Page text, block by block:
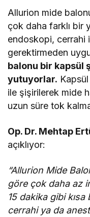
Allurion mide
çok daha farklı bir
endoskopi, cerrahi
gerektirmeden
balonu bir kapsül
yutuyorlar. Kapsül
ile şişirilerek mide
uzun süre tok
Op. Dr. Mehtap
açıklıyor:
“Allurion Mide
göre çok daha az
15 dakika gibi
cerrahi ya da